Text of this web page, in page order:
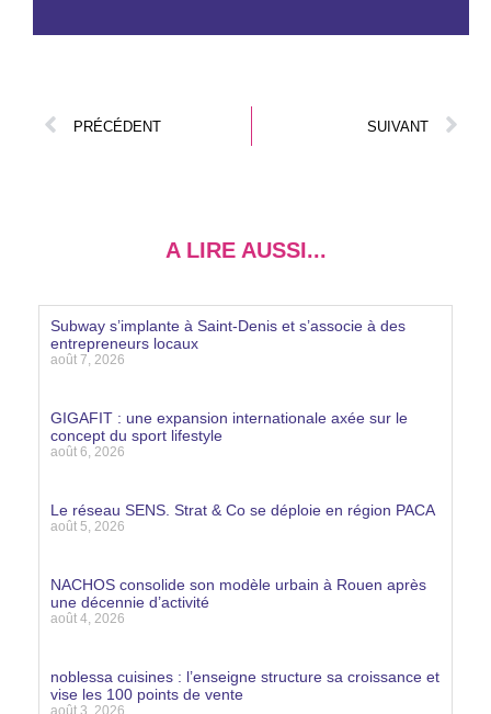
PRÉCÉDENT SUIVANT
A LIRE AUSSI...
Subway s’implante à Saint-Denis et s’associe à des
entrepreneurs locaux
août 7, 2026
GIGAFIT : une expansion internationale axée sur le
concept du sport lifestyle
août 6, 2026
Le réseau SENS. Strat & Co se déploie en région PACA
août 5, 2026
NACHOS consolide son modèle urbain à Rouen après
une décennie d’activité
août 4, 2026
noblessa cuisines : l’enseigne structure sa croissance et
vise les 100 points de vente